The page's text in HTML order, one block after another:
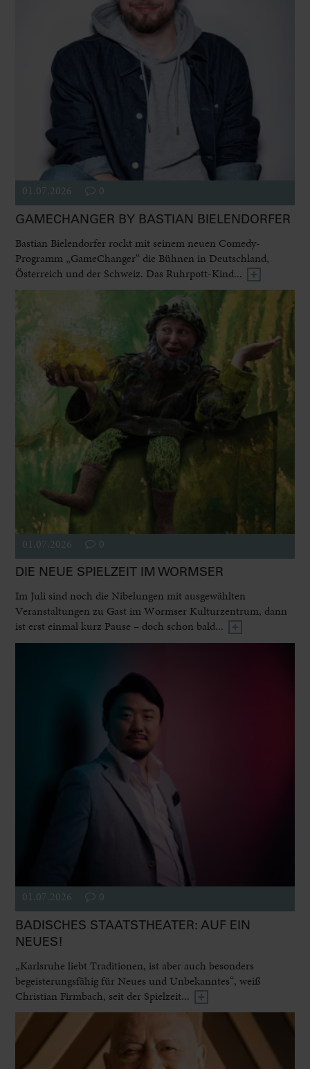
01.07.2026 0
GAMECHANGER BY BASTIAN BIELENDORFER
Bastian Bielendorfer rockt mit seinem neuen Comedy-
Programm „GameChanger“ die Bühnen in Deutschland,
Österreich und der Schweiz. Das Ruhrpott-Kind...
01.07.2026 0
DIE NEUE SPIELZEIT IM WORMSER
Im Juli sind noch die Nibelungen mit ausgewählten
Veranstaltungen zu Gast im Wormser Kulturzentrum, dann
ist erst einmal kurz Pause – doch schon bald...
01.07.2026 0
BADISCHES STAATSTHEATER: AUF EIN
NEUES!
„Karlsruhe liebt Traditionen, ist aber auch besonders
begeisterungsfähig für Neues und Unbekanntes“, weiß
Christian Firmbach, seit der Spielzeit...